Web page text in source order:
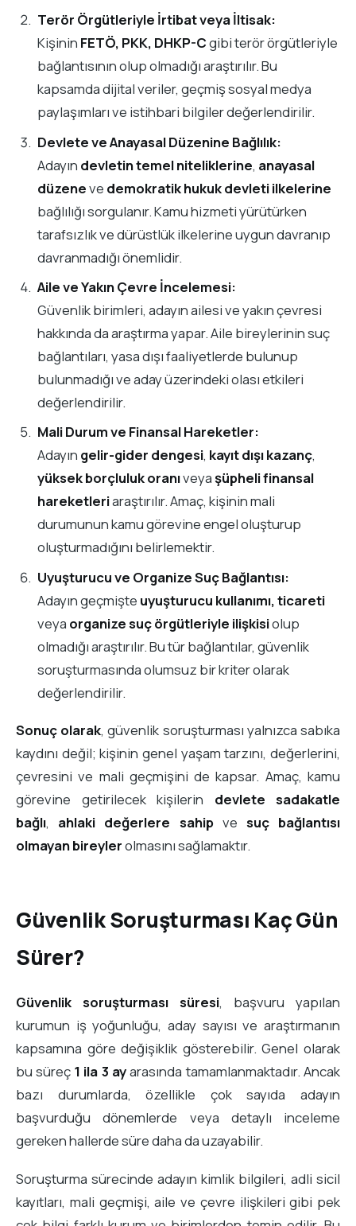
Terör Örgütleriyle İrtibat veya İltisak:
Kişinin FETÖ, PKK, DHKP-Cgibi terör örgütleriyle
bağlantısının olup olmadığı araştırılır. Bu
kapsamda dijital veriler, geçmiş sosyal medya
paylaşımları ve istihbari bilgiler değerlendirilir.
Devlete ve Anayasal Düzenine Bağlılık:
Adayın devletin temel niteliklerine, anayasal
düzeneve demokratik hukuk devleti ilkelerine
bağlılığı sorgulanır. Kamu hizmeti yürütürken
tarafsızlık ve dürüstlük ilkelerine uygun davranıp
davranmadığı önemlidir.
Aile ve Yakın Çevre İncelemesi:
Güvenlik birimleri, adayın ailesi ve yakın çevresi
hakkında da araştırma yapar. Aile bireylerinin suç
bağlantıları, yasa dışı faaliyetlerde bulunup
bulunmadığı ve aday üzerindeki olası etkileri
değerlendirilir.
Mali Durum ve Finansal Hareketler:
Adayın gelir-gider dengesi, kayıt dışı kazanç,
yüksek borçluluk oranıveyaşüpheli finansal
hareketleriaraştırılır. Amaç, kişinin mali
durumunun kamu görevine engel oluşturup
oluşturmadığını belirlemektir.
Uyuşturucu ve Organize Suç Bağlantısı:
Adayın geçmişte uyuşturucu kullanımı, ticareti
veya organize suç örgütleriyle ilişkisiolup
olmadığı araştırılır. Bu tür bağlantılar, güvenlik
soruşturmasında olumsuz bir kriter olarak
değerlendirilir.
Sonuç olarak, güvenlik soruşturması yalnızca sabıka
kaydını değil; kişinin genel yaşam tarzını, değerlerini,
çevresini ve mali geçmişini de kapsar. Amaç, kamu
görevine getirilecek kişilerin devlete sadakatle
bağlı, ahlaki değerlere sahipve suç bağlantısı
olmayan bireylerolmasını sağlamaktır.
Güvenlik Soruşturması Kaç Gün
Sürer?
Güvenlik soruşturması süresi, başvuru yapılan
kurumun iş yoğunluğu, aday sayısı ve araştırmanın
kapsamına göre değişiklik gösterebilir. Genel olarak
bu süreç 1 ila 3 ayarasında tamamlanmaktadır. Ancak
bazı durumlarda, özellikle çok sayıda adayın
başvurduğu dönemlerde veya detaylı inceleme
gereken hallerde süre daha da uzayabilir.
Soruşturma sürecinde adayın kimlik bilgileri, adli sicil
kayıtları, mali geçmişi, aile ve çevre ilişkileri gibi pek